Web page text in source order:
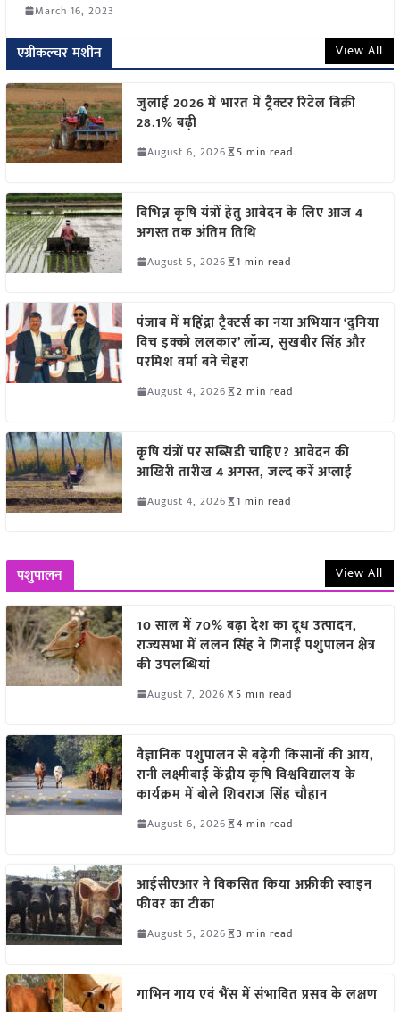
March 16, 2023
एग्रीकल्चर मशीन View All
जुलाई 2026 में भारत में ट्रैक्टर रिटेल बिक्री
28.1% बढ़ी
August 6, 2026 5 min read
विभिन्न कृषि यंत्रों हेतु आवेदन के लिए आज 4
अगस्त तक अंतिम तिथि
August 5, 2026 1 min read
पंजाब में महिंद्रा ट्रैक्टर्स का नया अभियान ‘दुनिया
विच इक्को ललकार’ लॉन्च, सुखबीर सिंह और
परमिश वर्मा बने चेहरा
August 4, 2026 2 min read
कृषि यंत्रों पर सब्सिडी चाहिए? आवेदन की
आखिरी तारीख 4 अगस्त, जल्द करें अप्लाई
August 4, 2026 1 min read
पशुपालन View All
10 साल में 70% बढ़ा देश का दूध उत्पादन,
राज्यसभा में ललन सिंह ने गिनाईं पशुपालन क्षेत्र
की उपलब्धियां
August 7, 2026 5 min read
वैज्ञानिक पशुपालन से बढ़ेगी किसानों की आय,
रानी लक्ष्मीबाई केंद्रीय कृषि विश्वविद्यालय के
कार्यक्रम में बोले शिवराज सिंह चौहान
August 6, 2026 4 min read
आईसीएआर ने विकसित किया अफ्रीकी स्वाइन
फीवर का टीका
August 5, 2026 3 min read
गाभिन गाय एवं भैंस में संभावित प्रसव के लक्षण